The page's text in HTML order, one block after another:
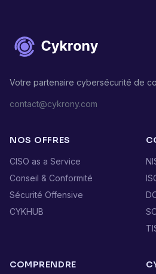
Votre partenaire cybersécurité de
contact@cykrony.com
NOS OFFRES
CISO as a Service
Conseil & Conformité
Sécurité Offensive
CYKHUB
COMPRENDRE